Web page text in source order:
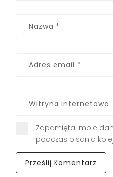
Zapamiętaj moje
podczas pisania